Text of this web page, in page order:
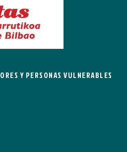
Y PERSONAS VULNERABLES